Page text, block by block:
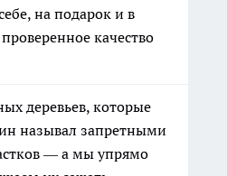
на подарок и в
качество
деревьев, которые
называл запретными
— а мы упрямо